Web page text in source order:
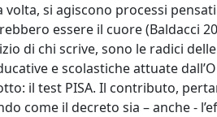
si agiscono processi
essere il cuore (Baldacci
di chi scrive, sono le radici
e scolastiche attuate
il test PISA. Il contributo,
come il decreto sia – anche -